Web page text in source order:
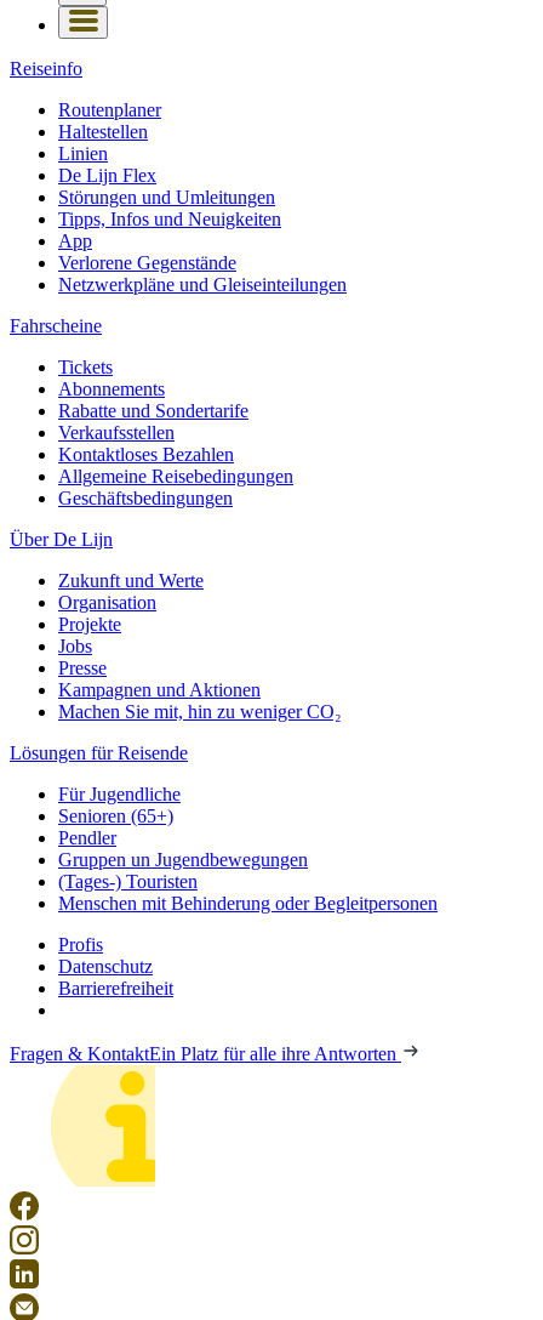
Reiseinfo
Routenplaner
Haltestellen
Linien
De Lijn Flex
Störungen und Umleitungen
Tipps, Infos und Neuigkeiten
App
Verlorene Gegenstände
Netzwerkpläne und Gleiseinteilungen
Fahrscheine
Tickets
Abonnements
Rabatte und Sondertarife
Verkaufsstellen
Kontaktloses Bezahlen
Allgemeine Reisebedingungen
Geschäftsbedingungen
Über De Lijn
Zukunft und Werte
Organisation
Projekte
Jobs
Presse
Kampagnen und Aktionen
Machen Sie mit, hin zu weniger CO₂
Lösungen für Reisende
Für Jugendliche
Senioren (65+)
Pendler
Gruppen un Jugendbewegungen
(Tages-) Touristen
Menschen mit Behinderung oder Begleitpersonen
Profis
Datenschutz
Barrierefreiheit
Fragen & KontaktEin Platz für alle ihre Antworten